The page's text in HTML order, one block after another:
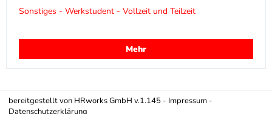
Sonstiges - Werkstudent - Vollzeit und Teilzeit
Mehr
bereitgestellt von HRworks GmbH v.1.145 - Impressum -
Datenschutzerklärung